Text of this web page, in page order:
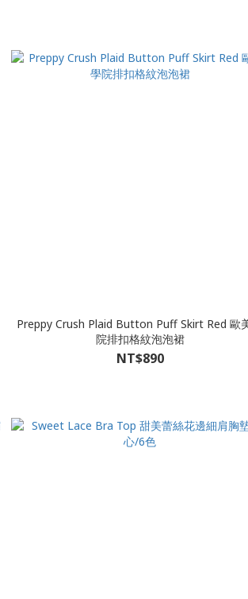
Preppy Crush Plaid Button Puff Skirt Red 歐
院排扣格紋泡泡裙
NT$890